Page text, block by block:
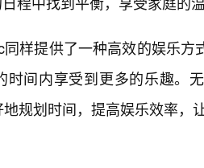
样提供了一种高效的娱乐方
时间内享受到更多的乐趣。
规划时间，提高娱乐效率，